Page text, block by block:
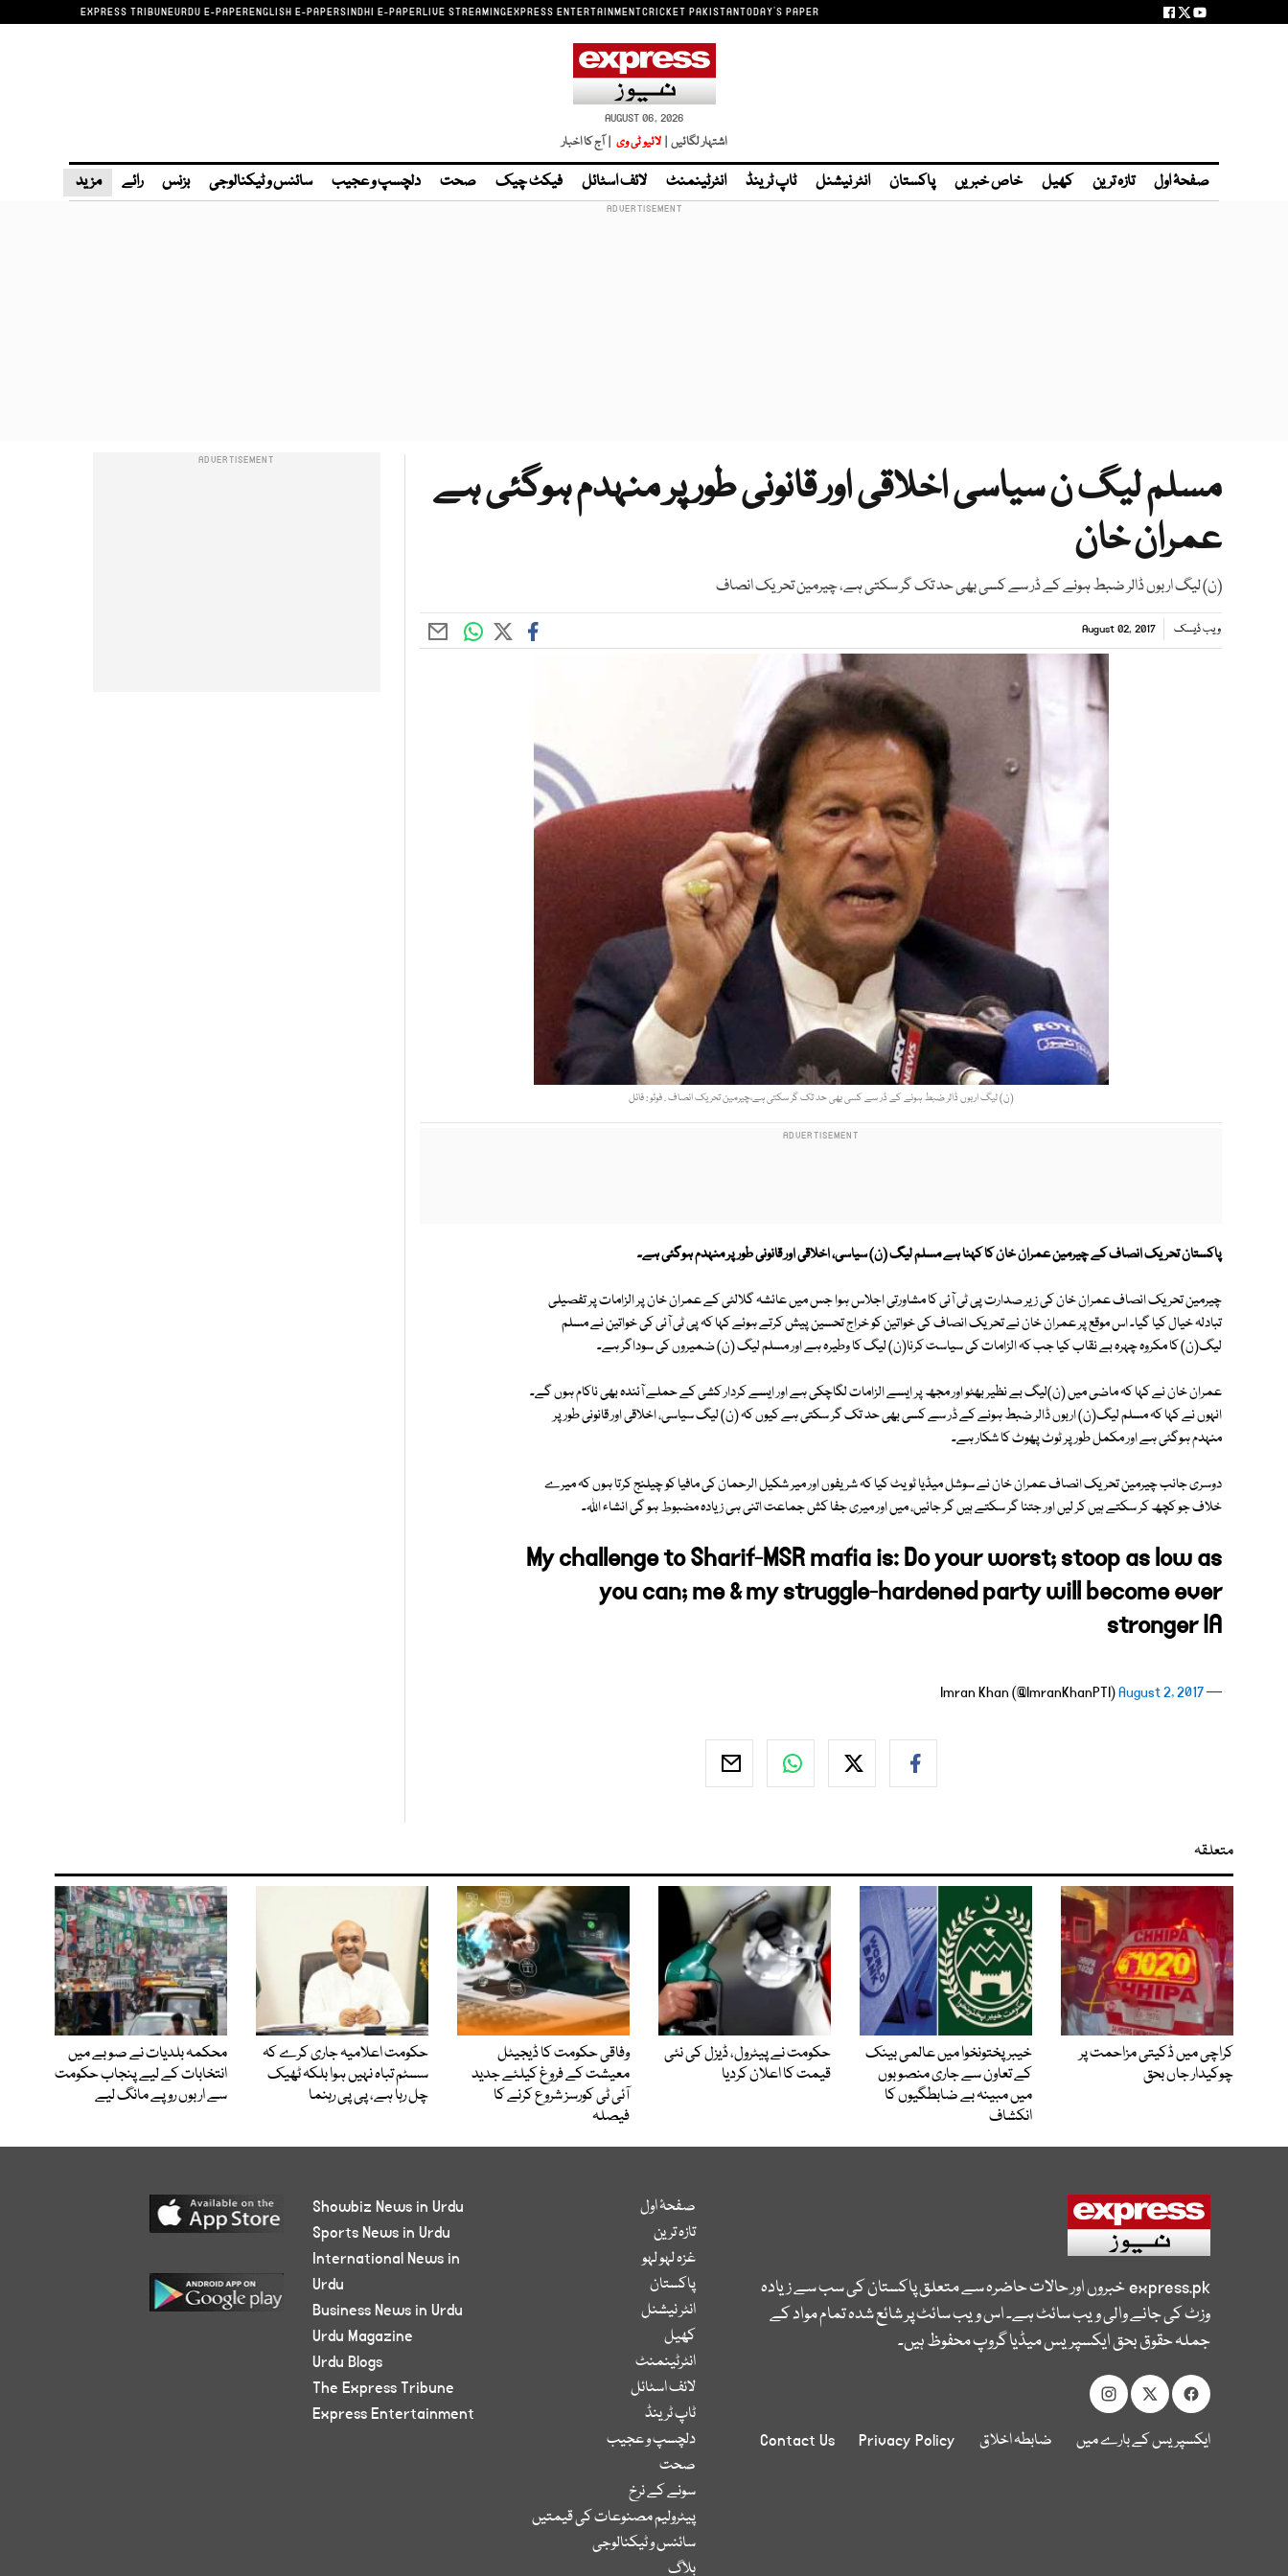
EXPRESS TRIBUNEURDU E-PAPERENGLISH E-PAPERSINDHI E-PAPERLIVE STREAMINGEXPRESS ENTERTAINMENTCRICKET PAKISTANTODAY'S PAPER
AUGUST 06, 2026
اشتہار لگائیں | لائیو ٹی وی | آج کا اخبار
صفحۂ اول تازہ ترین کھیل خاص خبریں پاکستان انٹر نیشنل ٹاپ ٹرینڈ انٹرٹینمنٹ لائف اسٹائل فیکٹ چیک صحت دلچسپ و عجیب سائنس و ٹیکنالوجی بزنس رائے مزید
مسلم لیگ ن سیاسی اخلاقی اور قانونی طور پر منہدم ہوگئی ہے
عمران خان
(ن) لیگ اربوں ڈالر ضبط ہونے کے ڈر سے کسی بھی حد تک گر سکتی ہے، چیرمین تحریک انصاف
ویب ڈیسک August 02, 2017
(ن) لیگ اربوں ڈالر ضبط ہونے کے ڈر سے کسی بھی حد تک گر سکتی ہے،چیرمین تحریک انصاف . فوٹو : فائل
پاکستان تحریک انصاف کے چیرمین عمران خان کا کہنا ہے مسلم لیگ (ن) سیاسی، اخلاقی اور قانونی طور پر منہدم ہوگئی ہے۔
چیرمین تحریک انصاف عمران خان کی زیر صدارت پی ٹی آئی کا مشاورتی اجلاس ہوا جس میں عائشہ گلالئی کے عمران خان پر الزامات پر تفصیلی
تبادلہ خیال کیا گیا۔ اس موقع پر عمران خان نے تحریک انصاف کی خواتین کو خراج تحسین پیش کرتے ہوئے کہا کہ پی ٹی آئی کی خواتین نے مسلم
لیگ(ن) کا مکروہ چہرہ بے نقاب کیا جب کہ الزامات کی سیاست کرنا(ن) لیگ کا وطیرہ ہے اور مسلم لیگ (ن) ضمیروں کی سوداگر ہے۔
عمران خان نے کہا کہ ماضی میں (ن)لیگ بے نظیر بھٹو اور مجھ پر ایسے الزامات لگاچکی ہے اور ایسے کردار کشی کے حملے آئندہ بھی ناکام ہوں گے۔
انہوں نے کہا کہ مسلم لیگ(ن) اربوں ڈالر ضبط ہونے کے ڈر سے کسی بھی حد تک گر سکتی ہے کیوں کہ (ن) لیگ سیاسی، اخلاقی اور قانونی طور پر
منہدم ہوگئی ہے اور مکمل طور پر ٹوٹ پھوٹ کا شکار ہے۔
دوسری جانب چیرمین تحریک انصاف عمران خان نے سوشل میڈیا ٹویٹ کیا کہ شریفوں اور میر شکیل الرحمان کی مافیا کو چیلنج کرتا ہوں کہ میرے
خلاف جو کچھ کر سکتے ہیں کر لیں اور جتنا گر سکتے ہیں گر جائیں، میں اور میری جفا کش جماعت اتنی ہی زیادہ مضبوط ہو گی انشاء اللہ۔
My challenge to Sharif-MSR mafia is: Do your worst; stoop as low as
you can; me & my struggle-hardened party will become ever
stronger IA
— Imran Khan (@ImranKhanPTI)
August 2, 2017
متعلقہ
کراچی میں ڈکیتی مزاحمت پر
چوکیدار جاں بحق
خیبرپختونخوا میں عالمی بینک
کے تعاون سے جاری منصوبوں
میں مبینہ بے ضابطگیوں کا
انکشاف
حکومت نے پیٹرول، ڈیزل کی نئی
قیمت کا اعلان کردیا
وفاقی حکومت کا ڈیجیٹل
معیشت کے فروغ کیلئے جدید
آئی ٹی کورسز شروع کرنے کا
فیصلہ
حکومت اعلامیہ جاری کرے کہ
سسٹم تباہ نہیں ہوا بلکہ ٹھیک
چل رہا ہے، پی پی رہنما
محکمہ بلدیات نے صوبے میں
انتخابات کے لیے پنجاب حکومت
سے اربوں روپے مانگ لیے
express.pkخبروں اور حالات حاضرہ سے متعلق پاکستان کی سب سے زیادہ
وزٹ کی جانے والی ویب سائٹ ہے۔ اس ویب سائٹ پر شائع شدہ تمام مواد کے
جملہ حقوق بحق ایکسپریس میڈیا گروپ محفوظ ہیں۔
ایکسپریس کے بارے میں ضابطہ اخلاق Privacy Policy
Contact Us
صفحۂ اول
تازہ ترین
غزہ لہو لہو
پاکستان
انٹر نیشنل
کھیل
انٹرٹینمنٹ
لائف اسٹائل
ٹاپ ٹرینڈ
دلچسپ و عجیب
صحت
سونے کے نرخ
پیٹرولیم مصنوعات کی قیمتیں
سائنس و ٹیکنالوجی
بلاگ
Showbiz News in Urdu
Sports News in Urdu
International News in
Urdu
Business News in Urdu
Urdu Magazine
Urdu Blogs
The Express Tribune
Express Entertainment